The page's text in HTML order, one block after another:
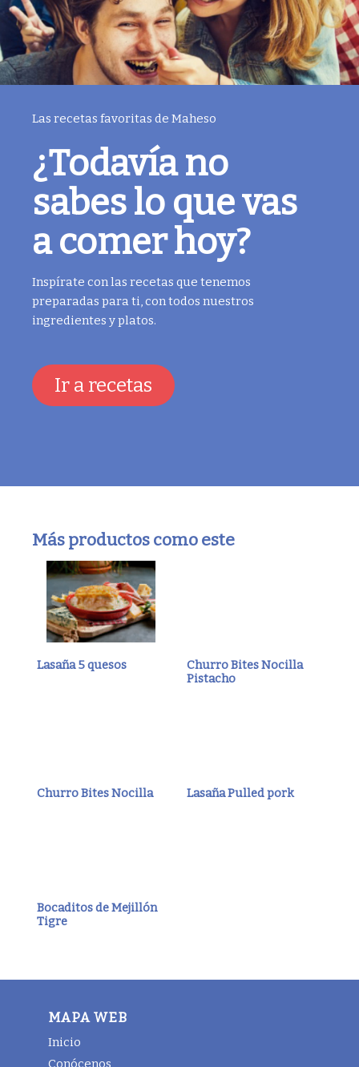
Las recetas favoritas de Maheso
¿Todavía no
sabes lo que vas
a comer hoy?
Inspírate con las recetas que tenemos
preparadas para ti, con todos nuestros
ingredientes y platos.
Ir a recetas
Más productos como este
Lasaña 5 quesos
Churro Bites Nocilla
Pistacho
Churro Bites Nocilla Lasaña Pulled pork
Bocaditos de Mejillón
Tigre
MAPA WEB
Inicio
Conócenos